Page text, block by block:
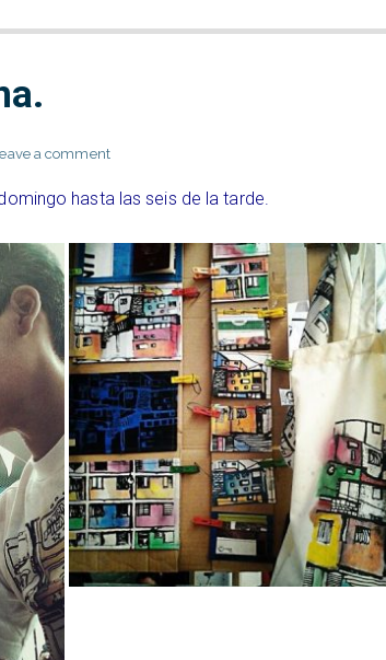
a comment
hasta las seis de la tarde.